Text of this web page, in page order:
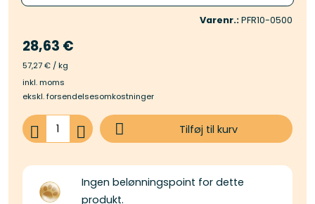
Varenr.:PFR10-0500
28,63 €
57,27 € / kg
inkl. moms
ekskl. forsendelsesomkostninger
Tilføj til kurv
Mængde at købe
Ingen belønningspoint for dette
produkt.